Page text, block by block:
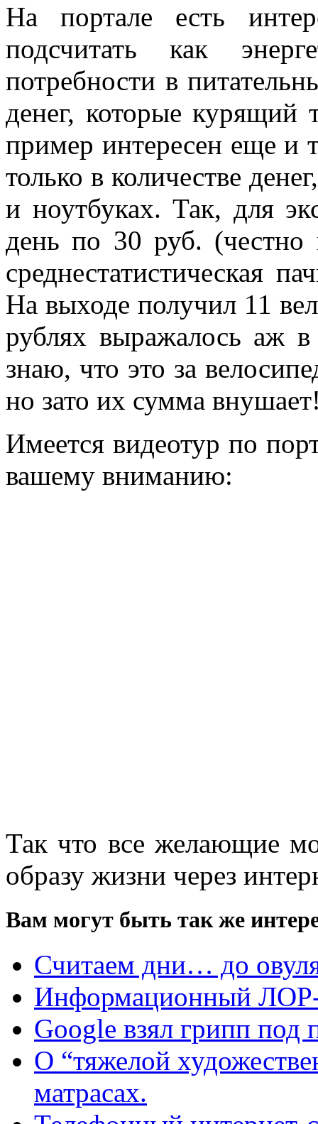
На портале есть
подсчитать как
потребности в
денег, которые курящий
пример интересен еще и
только в количестве
и ноутбуках. Так, для
день по 30 руб. (честно
среднестатистическая
На выходе получил 11
рублях выражалось аж
знаю, что это за
но зато их сумма
Имеется видеотур по
вашему вниманию:
Так что все желающие
образу жизни через
Вам могут быть так же
Считаем дни… до
Информационный ЛОР-
Google взял грипп под
О “тяжелой
матрасах.